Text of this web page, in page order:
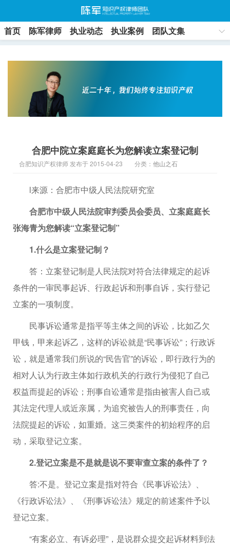
首页 陈军律师 执业动态 执业案例
团队文集
合肥中院立案庭庭长为您解读立案登记制
合肥知识产权律师 发布于 2015-04-23 分类： 他山之石
l来源：合肥市中级人民法院研究室
合肥市中级人民法院审判委员会委员、立案庭庭长
张海青为您解读“立案登记制”
1.什么是立案登记制？
答：立案登记制是人民法院对符合法律规定的起诉
条件的一审民事起诉、行政起诉和刑事自诉，实行登记
立案的一项制度。
民事诉讼通常是指平等主体之间的诉讼，比如乙欠
甲钱，甲来起诉乙，这样的诉讼就是“民事诉讼”；行政诉
讼，就是通常我们所说的“民告官”的诉讼，即行政行为的
相对人认为行政主体如行政机关的行政行为侵犯了自己
权益而提起的诉讼；刑事自讼通常是指由被害人自己或
其法定代理人或近亲属，为追究被告人的刑事责任，向
法院提起的诉讼，如重婚。这三类案件的初始程序的启
动，采取登记立案。
2.登记立案是不是就是说不要审查立案的条件了？
答:不是。登记立案是指对符合《民事诉讼法》、
《行政诉讼法》、《刑事诉讼法》规定的前述案件予以
登记立案。
“有案必立、有诉必理”，是说群众提交起诉材料到法